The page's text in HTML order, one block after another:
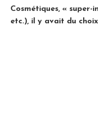
Cosmétiques, «
etc.), il y avait du